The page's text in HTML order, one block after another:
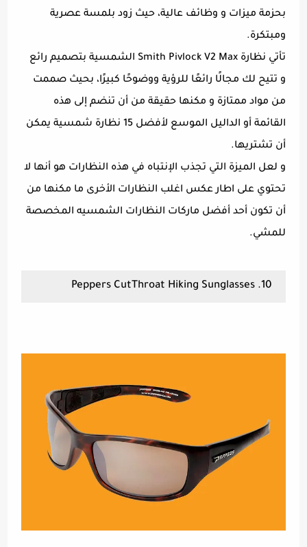
بحزمة ميزات و وظائف عالية، حيث زود بلمسة عصرية
ومبتكرة.
تأتي نظارة Smith Pivlock V2 Max الشمسية بتصميم رائع
و تتيح لك مجالًا رائعًا للرؤية ووضوحًا كبيرًا، بحيث صممت
من مواد ممتازة و مكنها حقيقة من أن تنضم إلى هذه
القائمة أو الداليل الموسع لأفضل 15 نظارة شمسية يمكن
أن تشتريها.
و لعل الميزة التي تجذب الإنتباه في هذه النظارات هو أنها لا
تحتوي على اطار عكس اغلب النظارات الأخرى ما مكنها من
أن تكون أحد أفضل ماركات النظارات الشمسيه المخصصة
للمشي.
10. Peppers CutThroat Hiking Sunglasses